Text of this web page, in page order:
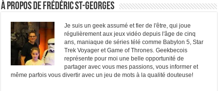
À propos de Frédéric St-Georges
Je suis un geek assumé et fier de l'être, qui joue
régulièrement aux jeux vidéo depuis l'âge de cinq
ans, maniaque de séries télé comme Babylon 5, Star
Trek Voyager et Game of Thrones. Geekbecois
représente pour moi une belle opportunité de
partager avec vous mes passions, vous informer et
même parfois vous divertir avec un jeu de mots à la qualité douteuse!